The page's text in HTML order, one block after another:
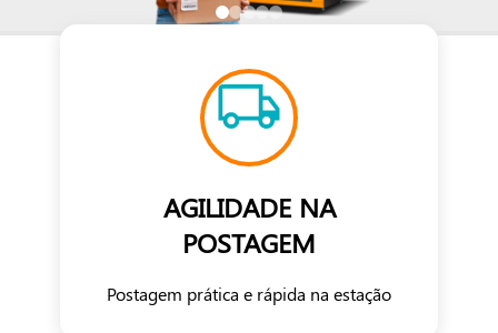
AGILIDADE NA
POSTAGEM
Postagem prática e rápida na estação